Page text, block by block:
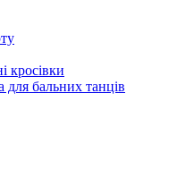
кросівки
для бальних танців